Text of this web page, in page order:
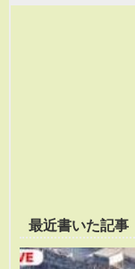
最近書いた記事